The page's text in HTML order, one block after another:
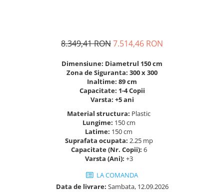
Tobogane exterior
Echipamente fitness pentru batrani
Echipamente fitness pentru copii
Echipamente Terenuri de Sport
Mese de Ping Pong
Decoratiuni urbane
Brazi artificiali pentru exterior
Figurine de craciun pentru exterior
Globuri de craciun pentru exterior
Ornamente de craciun pentru
8.349,41 RON7.514,46 RON
Dimensiune: Diametrul 150 cm
Zona de Siguranta: 300 x 300
Inaltime: 89 cm
Capacitate: 1-4 Copii
Varsta: +5 ani
Material structura: Plastic
Lungime: 150 cm
Latime: 150 cm
Suprafata ocupata: 2.25 mp
Capacitate (Nr. Copii): 6
Varsta (Ani): +3
LA COMANDA
Data de livrare: Sambata, 12.09.2026